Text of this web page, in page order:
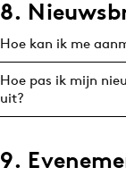
8.
Hoe kan ik me
Hoe pas ik mijn
uit?
9.